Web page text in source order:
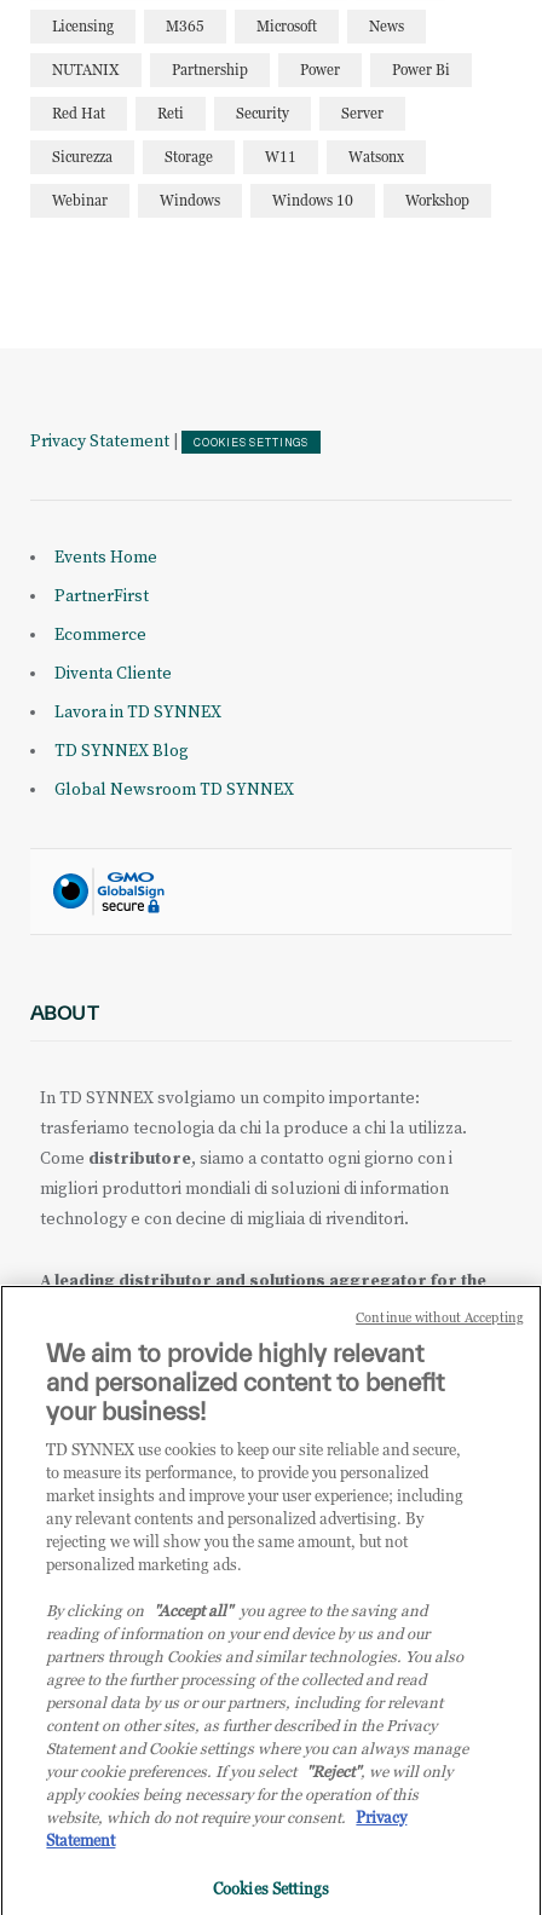
Licensing M365 Microsoft News
NUTANIX Partnership Power Power Bi
Red Hat Reti Security Server
Sicurezza Storage W11 Watsonx
Webinar Windows Windows 10 Workshop
Privacy Statement COOKIES SETTINGS
Events Home
PartnerFirst
Ecommerce
Diventa Cliente
Lavora in TD SYNNEX
TD SYNNEX Blog
Global Newsroom TD SYNNEX
ABOUT
In TD SYNNEX svolgiamo un compito importante:
trasferiamo tecnologia da chi la produce a chi la utilizza.
Come distributore, siamo a contatto ogni giorno con i
migliori produttori mondiali di soluzioni di information
technology e con decine di migliaia di rivenditori.
A leading distributor and solutions aggregator for the
it.tdsynnex.com|eu.tdsynnex.com|tdsynnex.com
CATEGORIE
Categorie
© 2026 TD SYNNEX Italy S.r.l. - Sede legale: via Luigi Russolo 9, 20138
Milano (MI) - Numero di iscrizione al Registro delle Imprese di Milano e
Codice Fiscale: 07092780159 - P.IVA: 07092780159 - Eur 12.569.000,00 i.v -
TD SYNNEX e TD SYNNEX logo sono marchi registrati di TD SYNNEX
Corporation negli Stati Uniti e in altri Paesi. Società a socio unico soggetta
all’attività di direzione e coordinamento della controllante TD SYNNEX
We aim to provide highly relevant
and personalized content to benefit
your business!
TD SYNNEX use cookies to keep our site reliable and secure,
to measure its performance, to provide you personalized
market insights and improve your user experience; including
any relevant contents and personalized advertising. By
rejecting we will show you the same amount, but not
personalized marketing ads.
By clicking on "Accept all"you agree to the saving and
reading of information on your end device by us and our
partners through Cookies and similar technologies. You also
agree to the further processing of the collected and read
personal data by us or our partners, including for relevant
content on other sites, as further described in the Privacy
Statement and Cookie settings where you can always manage
your cookie preferences. If you select "Reject", we will only
apply cookies being necessary for the operation of this
website, which do not require your consent. Privacy
Statement
Cookies Settings
Continue without Accepting